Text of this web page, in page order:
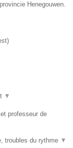
Henegouwen.
)
▼
professeur de
troubles du rythme ▼